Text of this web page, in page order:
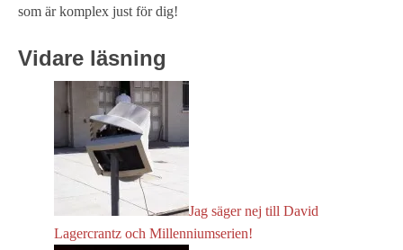
som är komplex just för dig!
Vidare läsning
Jag säger nej till David
Lagercrantz och Millenniumserien!